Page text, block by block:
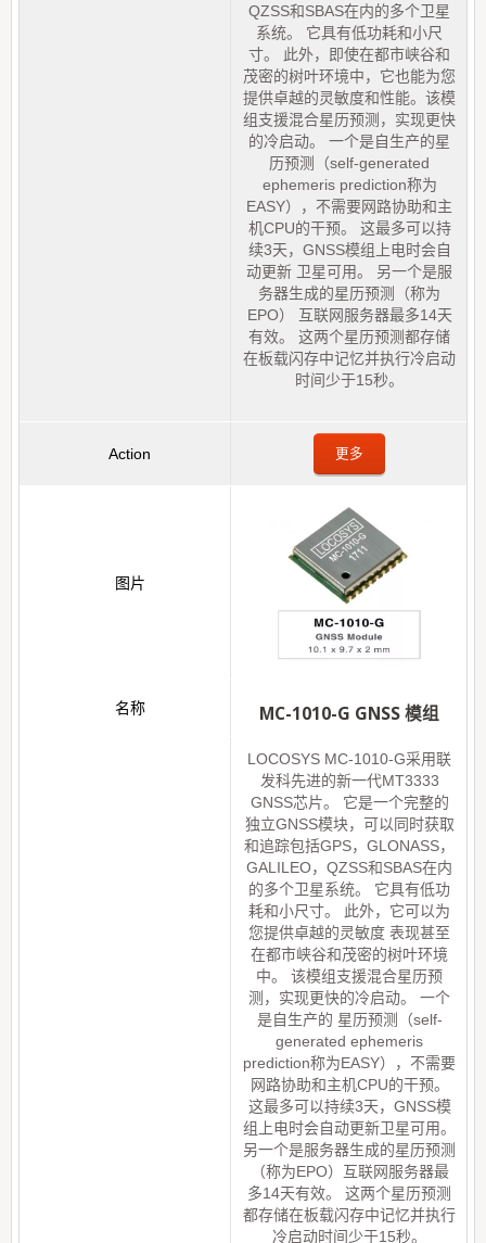
QZSS和SBAS在内的多个卫星
系统。 它具有低功耗和小尺
寸。 此外，即使在都市峡谷和
茂密的树叶环境中，它也能为您
提供卓越的灵敏度和性能。该模
组支援混合星历预测，实现更快
的冷启动。 一个是自生产的星
历预测（self-generated
ephemeris prediction称为
EASY），不需要网路协助和主
机CPU的干预。 这最多可以持
续3天，GNSS模组上电时会自
动更新 卫星可用。 另一个是服
务器生成的星历预测（称为
EPO） 互联网服务器最多14天
有效。 这两个星历预测都存储
在板载闪存中记忆并执行冷启动
时间少于15秒。
更多
MC-1010-G GNSS 模组
LOCOSYS MC-1010-G采用联
发科先进的新一代MT3333
GNSS芯片。 它是一个完整的
独立GNSS模块，可以同时获取
和追踪包括GPS，GLONASS，
GALILEO，QZSS和SBAS在内
的多个卫星系统。 它具有低功
耗和小尺寸。 此外，它可以为
您提供卓越的灵敏度 表现甚至
在都市峡谷和茂密的树叶环境
中。 该模组支援混合星历预
测，实现更快的冷启动。 一个
是自生产的 星历预测（self-
generated ephemeris
prediction称为EASY），不需要
网路协助和主机CPU的干预。
这最多可以持续3天，GNSS模
组上电时会自动更新卫星可用。
另一个是服务器生成的星历预测
（称为EPO）互联网服务器最
多14天有效。 这两个星历预测
都存储在板载闪存中记忆并执行
冷启动时间少于15秒。